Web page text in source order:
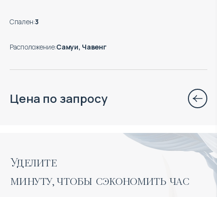
Спален:3
Расположение:Самуи, Чавенг
Цена по запросу
Уделите
минуту, чтобы сэкономить час